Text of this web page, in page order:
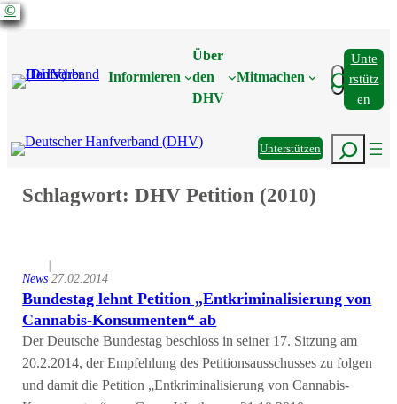
Zum
Informieren
Über
den
DHV
Mitmachen Suchen
Unte
Rstütz
En
UnterstützenSuchen
Schlagwort:DHV Petition (2010)
©
News
|
27.02.2014
Bundestag lehnt Petition „Entkriminalisierung von
Cannabis-Konsumenten“ ab
Der Deutsche Bundestag beschloss in seiner 17. Sitzung am
20.2.2014, der Empfehlung des Petitionsausschusses zu folgen
und damit die Petition „Entkriminalisierung von Cannabis-
©
©
©
©
©
©
©
©
©